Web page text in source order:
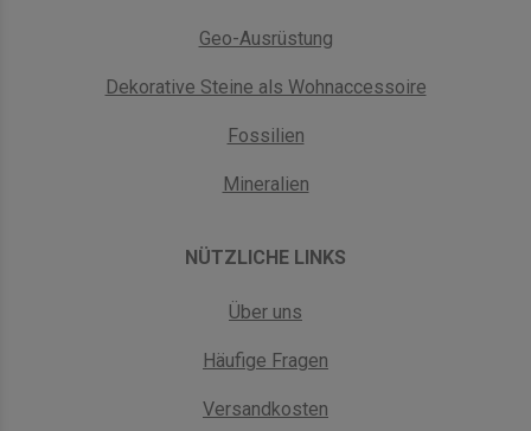
Geo-Ausrüstung
Dekorative Steine als Wohnaccessoire
Fossilien
Mineralien
NÜTZLICHE LINKS
Über uns
Häufige Fragen
Versandkosten